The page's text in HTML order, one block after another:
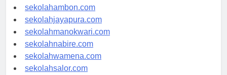
sekolahambon.com
sekolahjayapura.com
sekolahmanokwari.com
sekolahnabire.com
sekolahwamena.com
sekolahsalor.com